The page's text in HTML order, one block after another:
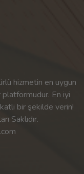
hizmetin en uygun
platformudur. En iyi
bir şekilde verin!
Saklıdır.